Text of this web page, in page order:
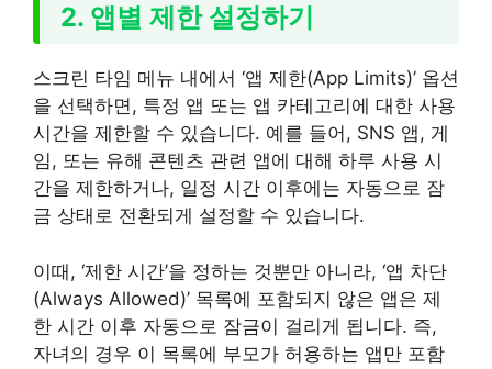
2. 앱별 제한 설정하기
스크린 타임 메뉴 내에서 ‘앱 제한(App Limits)’ 옵션
을 선택하면, 특정 앱 또는 앱 카테고리에 대한 사용
시간을 제한할 수 있습니다. 예를 들어, SNS 앱, 게
임, 또는 유해 콘텐츠 관련 앱에 대해 하루 사용 시
간을 제한하거나, 일정 시간 이후에는 자동으로 잠
금 상태로 전환되게 설정할 수 있습니다.
이때, ‘제한 시간’을 정하는 것뿐만 아니라, ‘앱 차단
(Always Allowed)’ 목록에 포함되지 않은 앱은 제
한 시간 이후 자동으로 잠금이 걸리게 됩니다. 즉,
자녀의 경우 이 목록에 부모가 허용하는 앱만 포함